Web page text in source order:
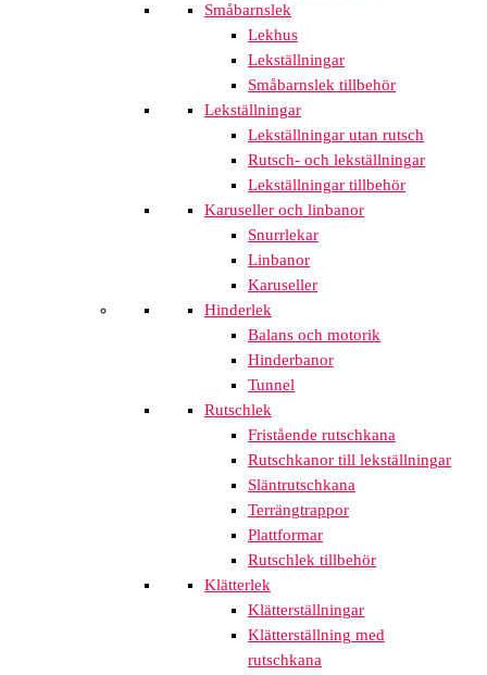
Småbarnslek
Lekhus
Lekställningar
Småbarnslek tillbehör
Lekställningar
Lekställningar utan rutsch
Rutsch- och lekställningar
Lekställningar tillbehör
Karuseller och linbanor
Snurrlekar
Linbanor
Karuseller
Hinderlek
Balans och motorik
Hinderbanor
Tunnel
Rutschlek
Fristående rutschkana
Rutschkanor till lekställningar
Släntrutschkana
Terrängtrappor
Plattformar
Rutschlek tillbehör
Klätterlek
Klätterställningar
Klätterställning med
rutschkana